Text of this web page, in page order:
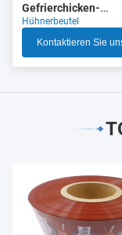
Gefrierchicken-
Verpackungen mit
Schrumpfung
Hühnerbeutel
Kontaktieren Sie